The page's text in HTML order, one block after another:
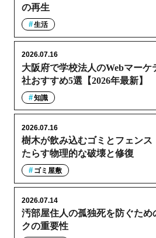
の再生
生活
大阪府で学校法人のWebマーケ
社おすすめ5選【2026年最新】
2026.07.16
知識
樹木が飲み込むゴミとフェンス
たらす物理的な破壊と修復
2026.07.16
ゴミ屋敷
汚部屋住人の孤独死を防ぐため
クの重要性
2026.07.14